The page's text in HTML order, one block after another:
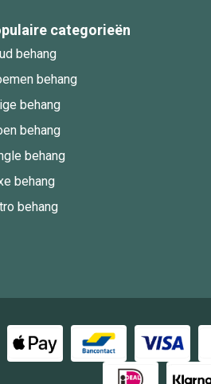
categorieën
behang
behang
behang
behang
behang
behang
behang